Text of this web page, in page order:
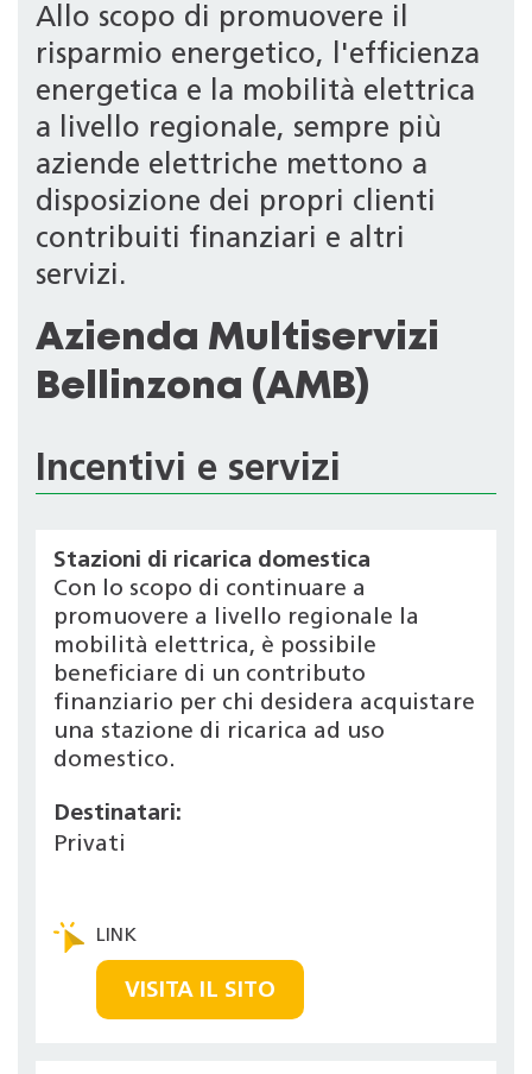
Allo scopo di promuovere il
risparmio energetico, l'efficienza
energetica e la mobilità elettrica
a livello regionale, sempre più
aziende elettriche mettono a
disposizione dei propri clienti
contribuiti finanziari e altri
servizi.
Azienda Multiservizi
Bellinzona (AMB)
Incentivi e servizi
Stazioni di ricarica domestica
Con lo scopo di continuare a
promuovere a livello regionale la
mobilità elettrica, è possibile
beneficiare di un contributo
finanziario per chi desidera acquistare
una stazione di ricarica ad uso
domestico.
Destinatari:
Privati
VISITA IL SITO